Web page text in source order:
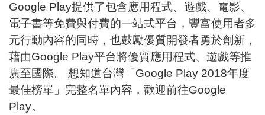
Google Play提供了包含應用程式、遊戲、電影、
電子書等免費與付費的一站式平台，豐富使用者多
元行動內容的同時，也鼓勵優質開發者勇於創新，
藉由Google Play平台將優質應用程式、遊戲等推
廣至國際。 想知道台灣「Google Play 2018年度
最佳榜單」完整名單內容，歡迎前往Google
Play。